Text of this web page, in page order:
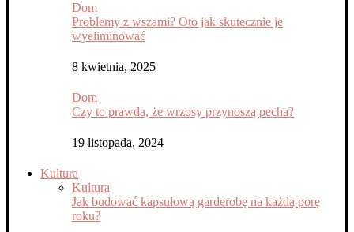
Dom
Problemy z wszami? Oto jak skutecznie je
wyeliminować
8 kwietnia, 2025
Dom
Czy to prawda, że wrzosy przynoszą pecha?
19 listopada, 2024
Kultura
Kultura
Jak budować kapsułową garderobę na każdą porę
roku?